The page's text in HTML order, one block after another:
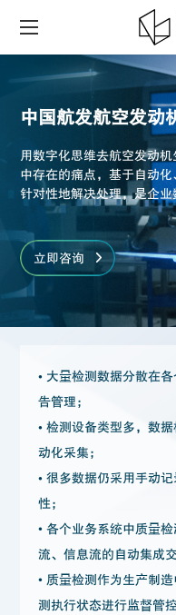
中国航发航空发动
用数字化思维去航空发动
中存在的痛点，基于自动
针对性地解决处理，是企
立即咨询
• 大量检测数据分散在
告管理；
•检测设备类型多，数
动化采集；
•很多数据仍采用手动
性；
• 各个业务系统中质量
流、信息流的自动集成交
• 质量检测作为生产制
测执行状态进行监督管控